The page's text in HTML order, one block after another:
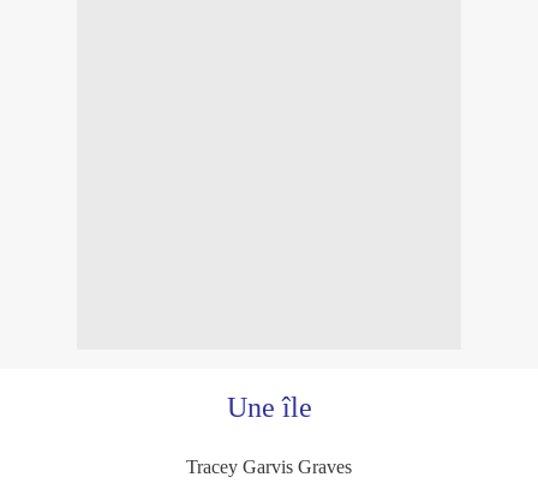
Une île
Tracey Garvis Graves